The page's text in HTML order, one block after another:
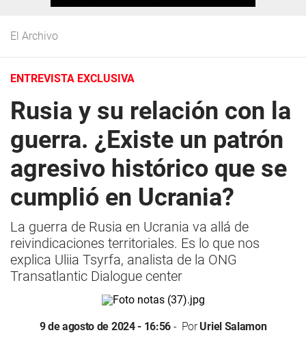
El Archivo
ENTREVISTA EXCLUSIVA
Rusia y su relación con la
guerra. ¿Existe un patrón
agresivo histórico que se
cumplió en Ucrania?
La guerra de Rusia en Ucrania va allá de
reivindicaciones territoriales. Es lo que nos
explica Uliia Tsyrfa, analista de la ONG
Transatlantic Dialogue center
9 de agosto de 2024 - 16:56 PorUriel Salamon